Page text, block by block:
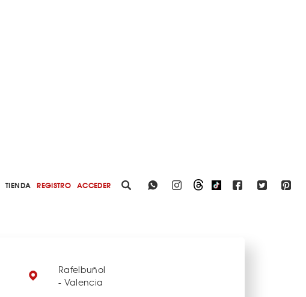
TIENDA REGISTRO ACCEDER
Rafelbuñol
- Valencia